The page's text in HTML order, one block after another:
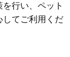
行い、ペット
してご利用くだ